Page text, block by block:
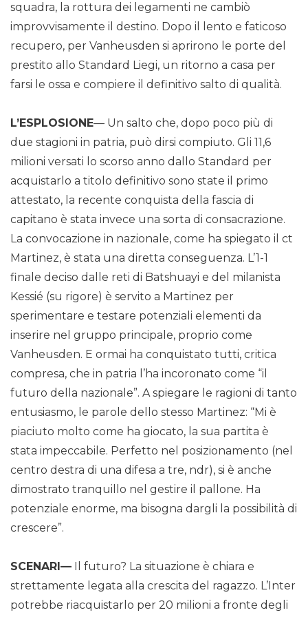
squadra, la rottura dei legamenti ne cambiò
improvvisamente il destino. Dopo il lento e faticoso
recupero, per Vanheusden si aprirono le porte del
prestito allo Standard Liegi, un ritorno a casa per
farsi le ossa e compiere il definitivo salto di qualità.
L’ESPLOSIONE— Un salto che, dopo poco più di
due stagioni in patria, può dirsi compiuto. Gli 11,6
milioni versati lo scorso anno dallo Standard per
acquistarlo a titolo definitivo sono state il primo
attestato, la recente conquista della fascia di
capitano è stata invece una sorta di consacrazione.
La convocazione in nazionale, come ha spiegato il ct
Martinez, è stata una diretta conseguenza. L’1-1
finale deciso dalle reti di Batshuayi e del milanista
Kessié (su rigore) è servito a Martinez per
sperimentare e testare potenziali elementi da
inserire nel gruppo principale, proprio come
Vanheusden. E ormai ha conquistato tutti, critica
compresa, che in patria l’ha incoronato come “il
futuro della nazionale”. A spiegare le ragioni di tanto
entusiasmo, le parole dello stesso Martinez: “Mi è
piaciuto molto come ha giocato, la sua partita è
stata impeccabile. Perfetto nel posizionamento (nel
centro destra di una difesa a tre, ndr), si è anche
dimostrato tranquillo nel gestire il pallone. Ha
potenziale enorme, ma bisogna dargli la possibilità di
crescere”.
SCENARI— Il futuro? La situazione è chiara e
strettamente legata alla crescita del ragazzo. L’Inter
potrebbe riacquistarlo per 20 milioni a fronte degli